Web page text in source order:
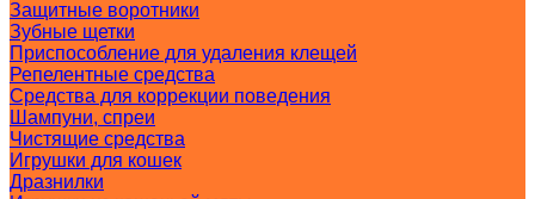
Защитные воротники
Зубные щетки
Приспособление для удаления клещей
Репелентные средства
Средства для коррекции поведения
Шампуни, спреи
Чистящие средства
Игрушки для кошек
Дразнилки